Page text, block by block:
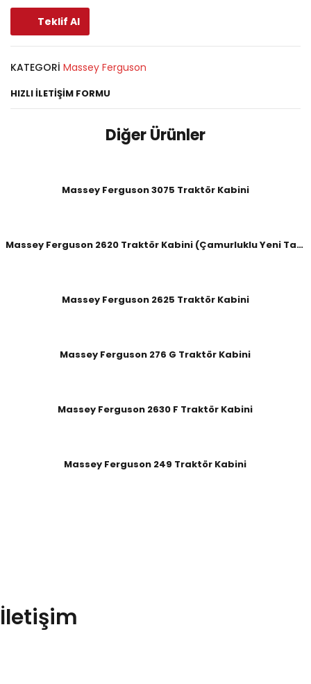
Teklif Al
KATEGORI Massey Ferguson
HIZLI İLETIŞIM FORMU
Diğer Ürünler
Massey Ferguson 3075 Traktör Kabini
Massey Ferguson 2620 Traktör Kabini (Çamurluklu Yeni Tavan)
Massey Ferguson 2625 Traktör Kabini
Massey Ferguson 276 G Traktör Kabini
Massey Ferguson 2630 F Traktör Kabini
Massey Ferguson 249 Traktör Kabini
İletişim